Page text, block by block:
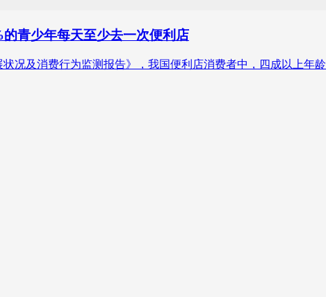
青少年每天至少去一次便利店
况及消费行为监测报告》，我国便利店消费者中，四成以上年